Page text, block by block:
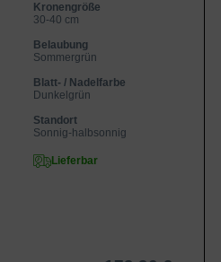
Kronengröße
30-40 cm
Belaubung
Sommergrün
Blatt- / Nadelfarbe
Dunkelgrün
Standort
Sonnig-halbsonnig
Lieferbar